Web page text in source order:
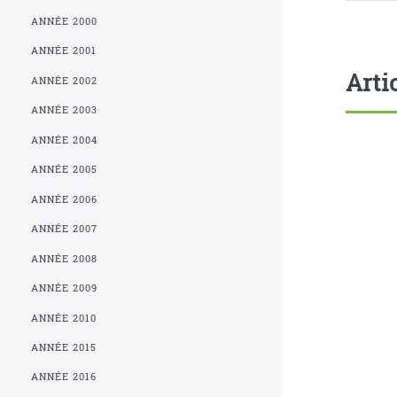
ANNÉE 2000
ANNÉE 2001
ANNÉE 2002
ANNÉE 2003
ANNÉE 2004
ANNÉE 2005
ANNÉE 2006
ANNÉE 2007
ANNÉE 2008
ANNÉE 2009
ANNÉE 2010
ANNÉE 2015
ANNÉE 2016